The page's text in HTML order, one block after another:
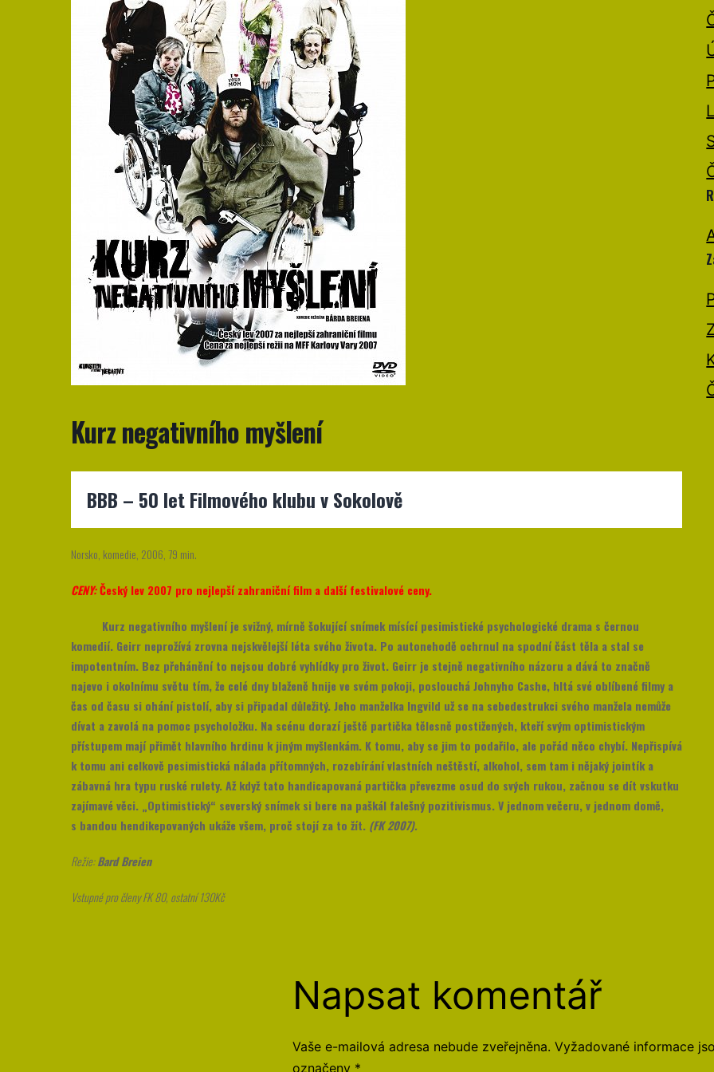
Kurz negativního myšlení
BBB – 50 let Filmového klubu v Sokolově
Norsko, komedie, 2006, 79 min.
CENY:Český lev 2007 pro nejlepší zahraniční film a další festivalové ceny.
Kurz negativního myšlení je svižný, mírně šokující snímek mísící pesimistické psychologické drama s černou
komedií. Geirr neprožívá zrovna nejskvělejší léta svého života. Po autonehodě ochrnul na spodní část těla a stal se
impotentním. Bez přehánění to nejsou dobré vyhlídky pro život. Geirr je stejně negativního názoru a dává to značně
najevo i okolnímu světu tím, že celé dny blaženě hnije ve svém pokoji, poslouchá Johnyho Cashe, hltá své oblíbené filmy a
čas od času si ohání pistolí, aby si připadal důležitý. Jeho manželka Ingvild už se na sebedestrukci svého manžela nemůže
dívat a zavolá na pomoc psycholožku. Na scénu dorazí ještě partička tělesně postižených, kteří svým optimistickým
přístupem mají přimět hlavního hrdinu k jiným myšlenkám. K tomu, aby se jim to podařilo, ale pořád něco chybí. Nepřispívá
k tomu ani celkově pesimistická nálada přítomných, rozebírání vlastních neštěstí, alkohol, sem tam i nějaký jointík a
zábavná hra typu ruské rulety. Až když tato handicapovaná partička převezme osud do svých rukou, začnou se dít vskutku
zajímavé věci. „Optimistický“ severský snímek si bere na paškál falešný pozitivismus. V jednom večeru, v jednom domě,
s bandou hendikepovaných ukáže všem, proč stojí za to žít. (FK 2007).
Režie:Bard Breien
Vstupné pro členy FK 80, ostatní 130Kč
Napsat komentář
Vaše e-mailová adresa nebude zveřejněna. Vyžadované informace
označeny *